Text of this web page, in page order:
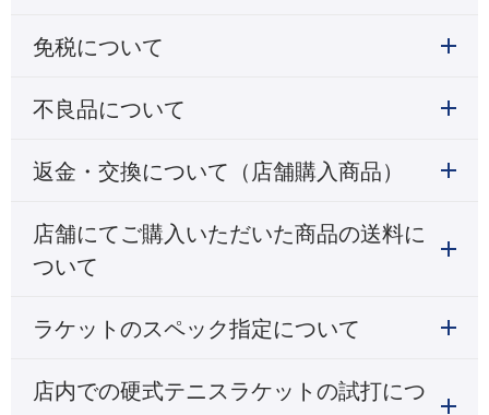
免税について
不良品について
返金・交換について（店舗購入商品）
店舗にてご購入いただいた商品の送料に
ついて
ラケットのスペック指定について
店内での硬式テニスラケットの試打につ